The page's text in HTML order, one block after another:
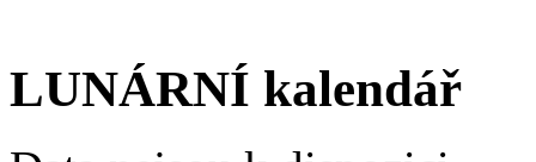
LUNÁRNÍ kalendář